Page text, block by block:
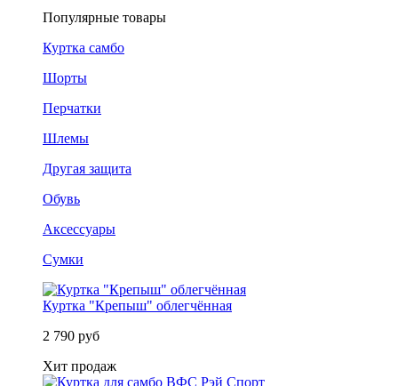
Популярные товары
Куртка самбо
Шорты
Перчатки
Шлемы
Другая защита
Обувь
Аксессуары
Сумки
Куртка "Крепыш" облегчённая
2 790 руб
Хит продаж